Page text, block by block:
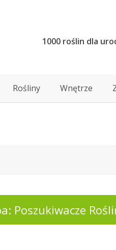
1000 roślin dla
Rośliny Wnętrze
Poszukiwacze